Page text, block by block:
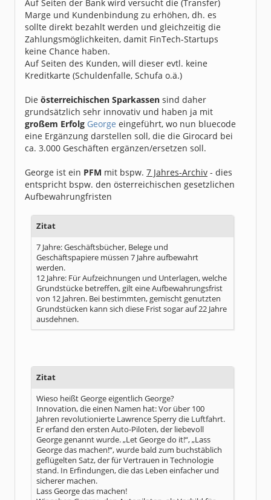
Auf Seiten der Bank wird versucht die (Transfer)
Marge und Kundenbindung zu erhöhen, dh. es
sollte direkt bezahlt werden und gleichzeitig die
Zahlungsmöglichkeiten, damit FinTech-Startups
keine Chance haben.
Auf Seiten des Kunden, will dieser evtl. keine
Kreditkarte (Schuldenfalle, Schufa o.ä.)
Die österreichischen Sparkassen sind daher
grundsätzlich sehr innovativ und haben ja mit
großem Erfolg George eingeführt, wo nun bluecode
eine Ergänzung darstellen soll, die die Girocard bei
ca. 3.000 Geschäften ergänzen/ersetzen soll.
George ist ein PFM mit bspw. 7 Jahres-Archiv - dies
entspricht bspw. den österreichischen gesetzlichen
Aufbewahrungfristen
Zitat
7 Jahre: Geschäftsbücher, Belege und
Geschäftspapiere müssen 7 Jahre aufbewahrt
werden.
12 Jahre: Für Aufzeichnungen und Unterlagen, welche
Grundstücke betreffen, gilt eine Aufbewahrungsfrist
von 12 Jahren. Bei bestimmten, gemischt genutzten
Grundstücken kann sich diese Frist sogar auf 22 Jahre
ausdehnen.
Zitat
Wieso heißt George eigentlich George?
Innovation, die einen Namen hat: Vor über 100
Jahren revolutionierte Lawrence Sperry die Luftfahrt.
Er erfand den ersten Auto-Piloten, der liebevoll
George genannt wurde. „Let George do it!“, „Lass
George das machen!“, wurde bald zum buchstäblich
geflügelten Satz, der für Vertrauen in Technologie
stand. In Erfindungen, die das Leben einfacher und
sicherer machen.
Lass George das machen!